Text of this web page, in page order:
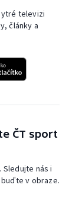
televizi
články a
ČT sport
nás i
buďte v obraze.